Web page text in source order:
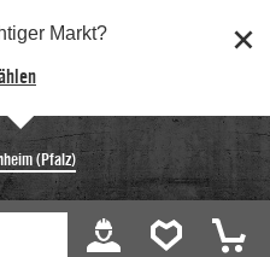
Markt?
(Pfalz)